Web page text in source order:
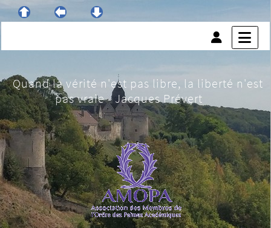
Quand la vérité n'est pas libre, la liberté n'est
pas vraie - Jacques Prévert